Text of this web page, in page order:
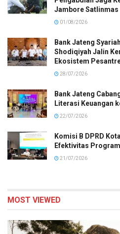
Jambore Satlinmas
01/08/2026
Bank Jateng
Shodiqiyah Jalin
Ekosistem
28/07/2026
Bank Jateng
Literasi Keuangan
22/07/2026
Komisi B DPRD
Efektivitas
21/07/2026
MOST VIEWED